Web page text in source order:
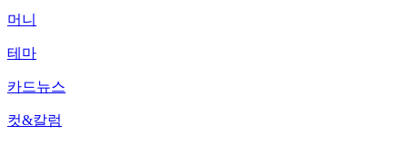
머니
테마
카드뉴스
컷&칼럼